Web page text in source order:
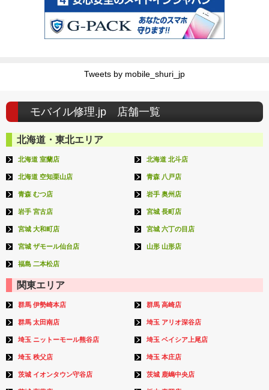
Tweets by mobile_shuri_jp
モバイル修理.jp 店舗一覧
北海道・東北エリア
北海道 室蘭店 北海道 北斗店
北海道 空知栗山店 青森 八戸店
青森 むつ店 岩手 奥州店
岩手 宮古店 宮城 長町店
宮城 大和町店 宮城 六丁の目店
宮城 ザモール仙台店 山形 山形店
福島 二本松店
関東エリア
群馬 伊勢崎本店 群馬 高崎店
群馬 太田南店 埼玉 アリオ深谷店
埼玉 ニットーモール熊谷店 埼玉 ベイシア上尾店
埼玉 秩父店 埼玉 本庄店
茨城 イオンタウン守谷店 茨城 鹿嶋中央店